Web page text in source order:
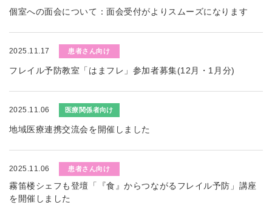
個室への面会について：面会受付がよりスムーズになります
2025.11.17 患者さん向け
フレイル予防教室「はまフレ」参加者募集(12月・1月分)
2025.11.06 医療関係者向け
地域医療連携交流会を開催しました
2025.11.06 患者さん向け
霧笛楼シェフも登壇「『食』からつながるフレイル予防」講座
を開催しました